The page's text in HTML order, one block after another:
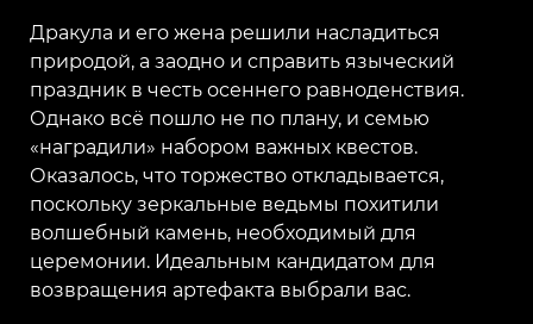
Дракула и его жена решили насладиться
природой, а заодно и справить языческий
праздник в честь осеннего равноденствия.
Однако всё пошло не по плану, и семью
«наградили» набором важных квестов.
Оказалось, что торжество откладывается,
поскольку зеркальные ведьмы похитили
волшебный камень, необходимый для
церемонии. Идеальным кандидатом для
возвращения артефакта выбрали вас.